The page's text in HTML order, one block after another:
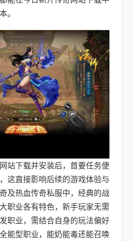
。
站下载并安装后，首要任务便
这直接影响后续的游戏体验与
及热血传奇私服中，经典的战
职业各有特色，新手玩家无需
职业，需结合自身的玩法偏好
能型职业，能奶能毒还能召唤